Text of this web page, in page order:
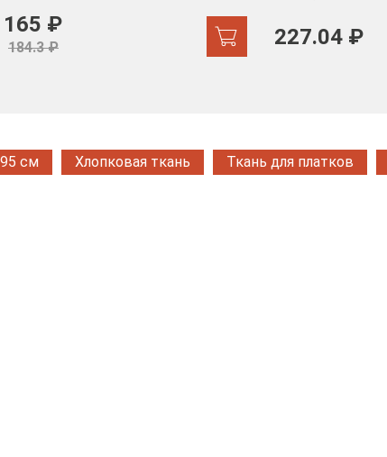
165 ₽
184.3 ₽ 227.04 ₽
см Хлопковая ткань Ткань для платков